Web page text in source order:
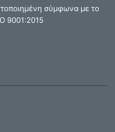
σύμφωνα με το
9001:2015